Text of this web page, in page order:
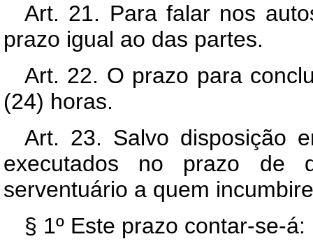
Art. 21. Para falar nos
prazo igual ao das partes.
Art. 22. O prazo para
(24) horas.
Art. 23. Salvo disposição
executados no prazo de
serventuário a quem
§ 1º Este prazo contar-se-á: